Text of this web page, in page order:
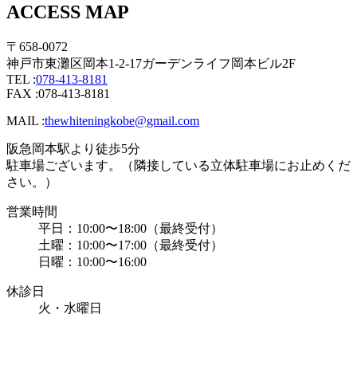
ACCESS MAP
〒658-0072
神戸市東灘区岡本1-2-17ガーデンライフ岡本ビル2F
TEL :078-413-8181
FAX :078-413-8181
MAIL :thewhiteningkobe@gmail.com
阪急岡本駅より徒歩5分
駐車場ございます。（隣接している立体駐車場にお止めくだ
さい。）
営業時間
平日：10:00〜18:00（最終受付）
土曜：10:00〜17:00（最終受付）
日曜：10:00〜16:00
休診日
火・水曜日